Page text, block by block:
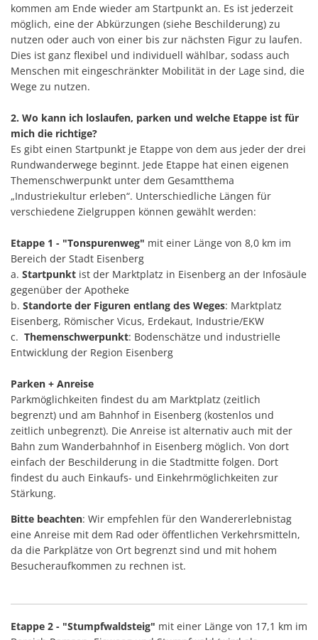
kommen am Ende wieder am Startpunkt an. Es ist jederzeit
möglich, eine der Abkürzungen (siehe Beschilderung) zu
nutzen oder auch von einer bis zur nächsten Figur zu laufen.
Dies ist ganz flexibel und individuell wählbar, sodass auch
Menschen mit eingeschränkter Mobilität in der Lage sind, die
Wege zu nutzen.
2. Wo kann ich loslaufen, parken und welche Etappe ist für
mich die richtige?
Es gibt einen Startpunkt je Etappe von dem aus jeder der drei
Rundwanderwege beginnt. Jede Etappe hat einen eigenen
Themenschwerpunkt unter dem Gesamtthema
„Industriekultur erleben“. Unterschiedliche Längen für
verschiedene Zielgruppen können gewählt werden:
Etappe 1 - "Tonspurenweg" mit einer Länge von 8,0 km im
Bereich der Stadt Eisenberg
a. Startpunkt ist der Marktplatz in Eisenberg an der Infosäule
gegenüber der Apotheke
b. Standorte der Figuren entlang des Weges: Marktplatz
Eisenberg, Römischer Vicus, Erdekaut, Industrie/EKW
c. Themenschwerpunkt: Bodenschätze und industrielle
Entwicklung der Region Eisenberg
Parken + Anreise
Parkmöglichkeiten findest du am Marktplatz (zeitlich
begrenzt) und am Bahnhof in Eisenberg (kostenlos und
zeitlich unbegrenzt). Die Anreise ist alternativ auch mit der
Bahn zum Wanderbahnhof in Eisenberg möglich. Von dort
einfach der Beschilderung in die Stadtmitte folgen. Dort
findest du auch Einkaufs- und Einkehrmöglichkeiten zur
Stärkung.
Bitte beachten: Wir empfehlen für den Wandererlebnistag
eine Anreise mit dem Rad oder öffentlichen Verkehrsmitteln,
da die Parkplätze von Ort begrenzt sind und mit hohem
Besucheraufkommen zu rechnen ist.
Etappe 2 - "Stumpfwaldsteig" mit einer Länge von 17,1 km im